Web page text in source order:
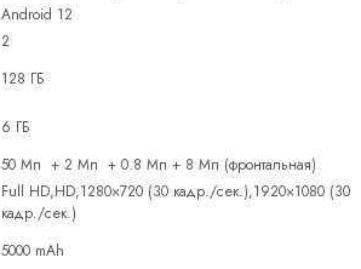
Android 12
2
128 ГБ
6 ГБ
50 Мп + 2 Мп + 0.8 Мп + 8 Мп (фронтальная)
Full HD,HD,1280×720 (30 кадр./сек.),1920×1080 (30
кадр./сек.)
5000 mAh